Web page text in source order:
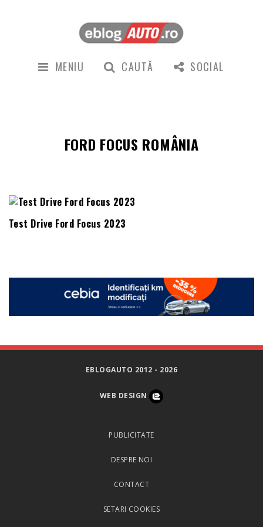
MENIU CAUTĂ SOCIAL
FORD FOCUS ROMÂNIA
Test Drive Ford Focus 2023
EBLOGAUTO 2012 - 2026
WEB DESIGN
PUBLICITATE
DESPRE NOI
CONTACT
SETARI COOKIES